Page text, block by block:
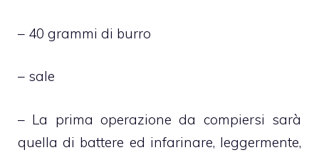
– 40 grammi di burro
– sale
– La prima operazione da compiersi sarà
quella di battere ed infarinare, leggermente,